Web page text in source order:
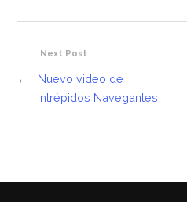
Next Post
←
Nuevo video de
Intrépidos Navegantes